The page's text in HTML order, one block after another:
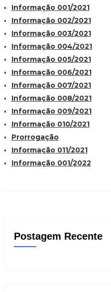
Informação 001/2021
Informação 002/2021
Informação 003/2021
Informação 004/2021
Informação 005/2021
Informação 006/2021
Informação 007/2021
Informação 008/2021
Informação 009/2021
Informação 010/2021
Prorrogação
Informação 011/2021
Informação 001/2022
Postagem Recente